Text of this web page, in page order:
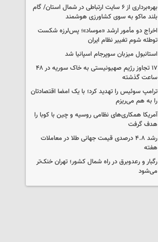
بهره‌برداری از ۶ سایت ارتباطی در شمال استان/ گام
بلند ماکو به سوی کشاورزی هوشمند
اخراج دو مأمور ارشد «موساد»؛ پس‌لرزه شکست
توطئه شوم تغییر نظام ایران
استانبول میزبان سوپرجام اسپانیا شد
۱۷ تجاوز رژیم صهیونیستی به خاک سوریه در ۴۸
ساعت گذشته
ترامپ سوئیس را تهدید کرد؛ با یک امضا اقتصادتان
را به هم می‌ریزم
آمریکا همکاری‌های نظامی روسیه و چین با کوبا را
هدف گرفت
رشد ۴.۸ درصدی قیمت جهانی طلا در معاملات
هفته
رگبار و رعدوبرق در راه شمال کشور؛ تهران خنک‌تر
می‌شود